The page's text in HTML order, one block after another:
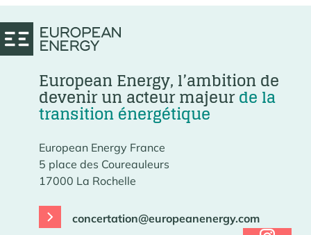
European Energy, l’ambition de
devenir un acteur majeurde la
transition énergétique
European Energy France
5 place des Coureauleurs
17000 La Rochelle
concertation@europeanenergy.com